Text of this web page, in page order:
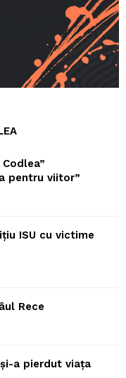
pentru viitor”
ISU cu victime
Rece
a pierdut viața